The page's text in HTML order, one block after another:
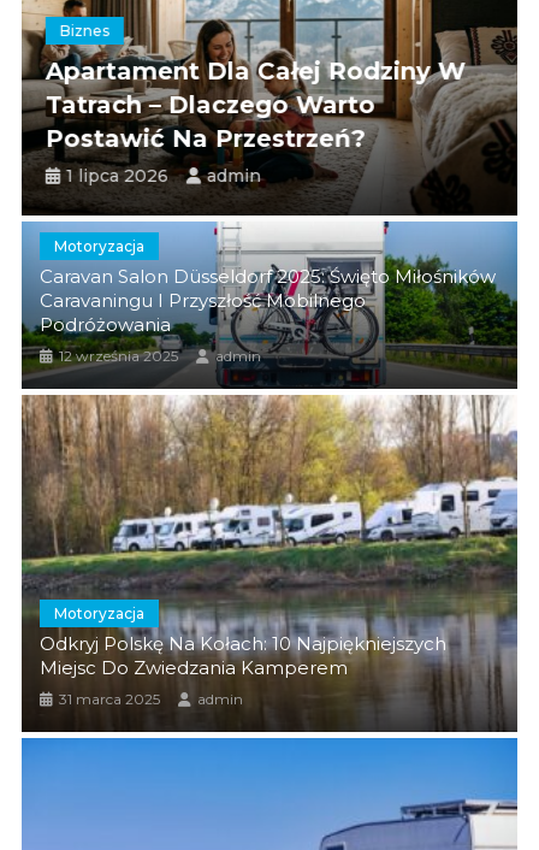
Arena Simulation – rewolucja w projektowaniu procesów
przemysłowych
Roztocze kurzu domowego – czego nie wiesz o
niewidocznych lokatorach Twojego domu?
W
Biznes
Emerytura W Górach –
Warto Świętować Ten
Moment Z Rozmachem?
28 maja 2026 admin
Motoryzacja
Caravan Salon Düsseldorf 2025: Święto Miłośników
Caravaningu I Przyszłość Mobilnego
Podróżowania
12 września 2025 admin
Motoryzacja
Odkryj Polskę Na Kołach: 10 Najpiękniejszych
Miejsc Do Zwiedzania Kamperem
31 marca 2025 admin